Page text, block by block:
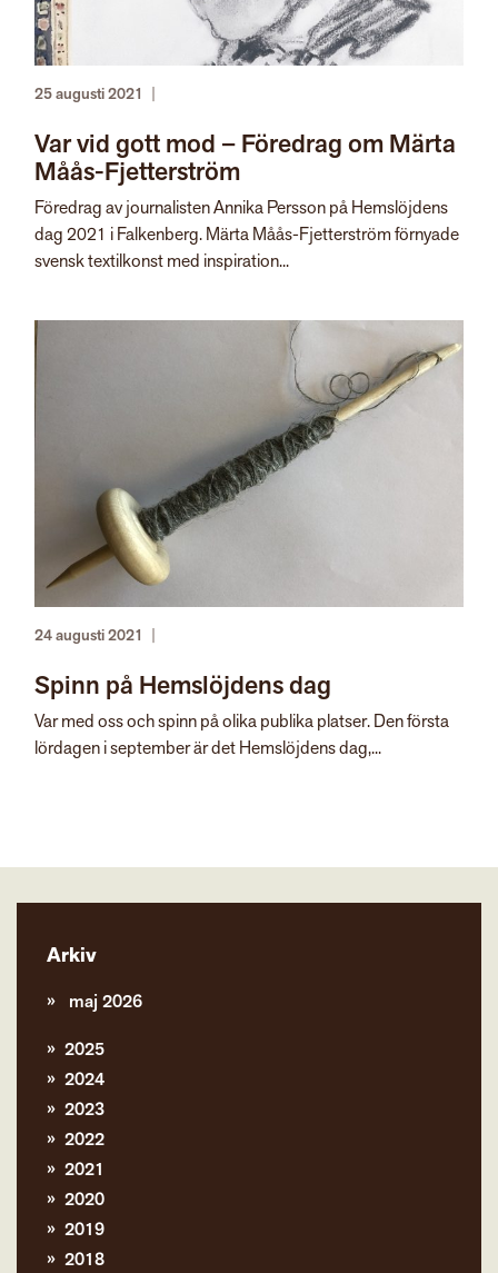
25 augusti 2021
Var vid gott mod – Föredrag om Märta
Måås-Fjetterström
Föredrag av journalisten Annika Persson på Hemslöjdens
dag 2021 i Falkenberg. Märta Måås-Fjetterström förnyade
svensk textilkonst med inspiration...
24 augusti 2021
Spinn på Hemslöjdens dag
Var med oss och spinn på olika publika platser. Den första
lördagen i september är det Hemslöjdens dag,...
Arkiv
maj 2026
2025
2024
2023
2022
2021
2020
2019
2018